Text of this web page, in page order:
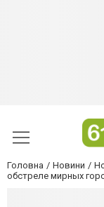
Головна Новини
обстреле мирных